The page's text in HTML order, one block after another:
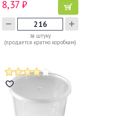
8,37 ₽
за штуку
(продается кратно коробкам)